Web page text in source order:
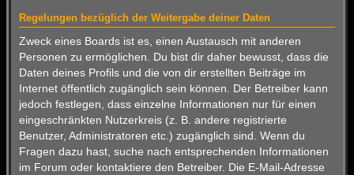
Regelungen bezüglich der Weitergabe deiner Daten
Zweck eines Boards ist es, einen Austausch mit anderen
Personen zu ermöglichen. Du bist dir daher bewusst, dass die
Daten deines Profils und die von dir erstellten Beiträge im
Internet öffentlich zugänglich sein können. Der Betreiber kann
jedoch festlegen, dass einzelne Informationen nur für einen
eingeschränkten Nutzerkreis (z. B. andere registrierte
Benutzer, Administratoren etc.) zugänglich sind. Wenn du
Fragen dazu hast, suche nach entsprechenden Informationen
im Forum oder kontaktiere den Betreiber. Die E-Mail-Adresse